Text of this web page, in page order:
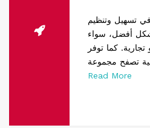
تسهيل وتنظيم
أفضل، سواء
كما توفر
Read More